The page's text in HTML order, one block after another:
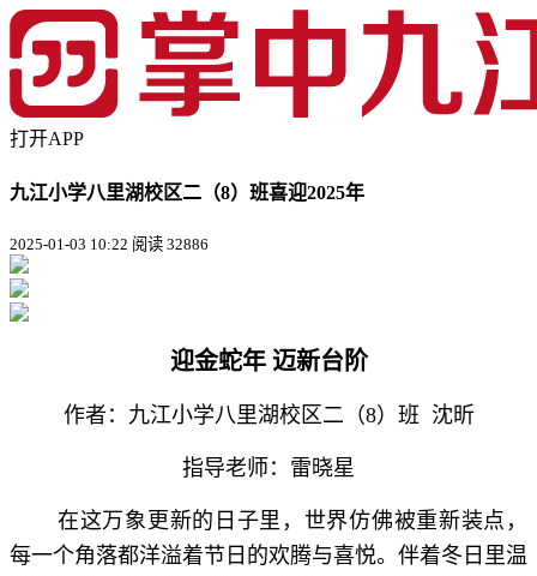
打开APP
九江小学八里湖校区二（8）班喜迎2025年
2025-01-03 10:22 阅读 32886
迎金蛇年 迈新台阶
作者：九江小学八里湖校区二（8）班 沈昕
指导老师：雷晓星
在这万象更新的日子里，世界仿佛被重新装点，
每一个角落都洋溢着节日的欢腾与喜悦。伴着冬日里温